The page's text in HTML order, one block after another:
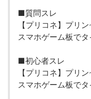
■質問スレ
【プリコネ】プリ
スマホゲーム板で
■初心者スレ
【プリコネ】プリ
スマホゲーム板で